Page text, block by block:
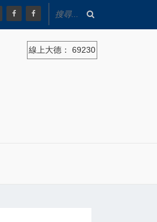
線上大德： 69230